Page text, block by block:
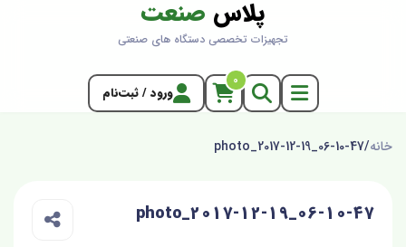
پلاس صنعت
تجهیزات تخصصی دستگاه های صنعتی
0
ورود / ثبت‌نام
خانه/
photo_2017-12-19_06-10-47
photo_2017-12-19_06-10-47